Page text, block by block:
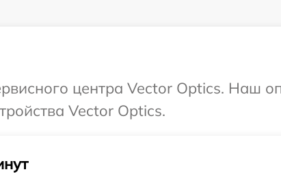
центра Vector Optics. Наш
Vector Optics.